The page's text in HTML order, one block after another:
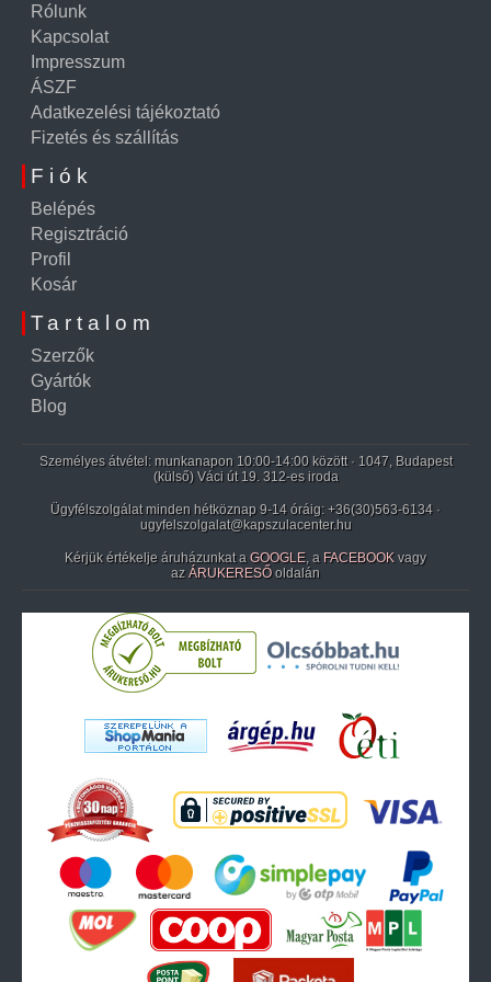
Rólunk
Kapcsolat
Impresszum
ÁSZF
Adatkezelési tájékoztató
Fizetés és szállítás
Fiók
Belépés
Regisztráció
Profil
Kosár
Tartalom
Szerzők
Gyártók
Blog
Személyes átvétel: munkanapon 10:00-14:00 között · 1047, Budapest
(külső) Váci út 19. 312-es iroda
Ügyfélszolgálat minden hétköznap 9-14 óráig: +36(30)563-6134 ·
ugyfelszolgalat@kapszulacenter.hu
Kérjük értékelje áruházunkat a GOOGLE, a FACEBOOK vagy
az ÁRUKERESŐ oldalán